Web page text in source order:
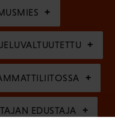
) n
e
n
)
l
i
n
e
n
EDUSTAJA